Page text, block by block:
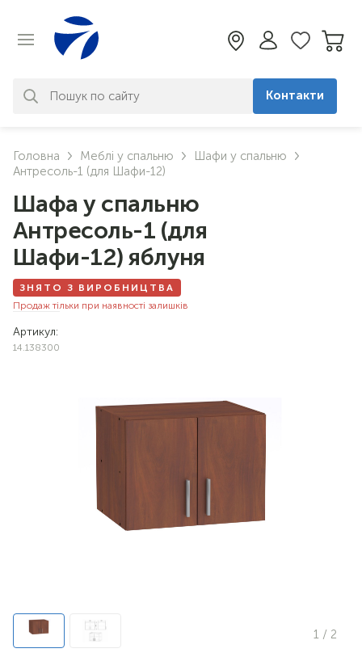
знайдено. Уточніть свій запит
Контакти
Головна Меблі у спальню
Шафи у спальню
Антресоль-1 (для Шафи-12)
Шафа у спальню
Антресоль-1 (для
Шафи-12) яблуня
ЗНЯТО З ВИРОБНИЦТВА
Продаж тільки при наявності залишків
Артикул:
14.138300
1 / 2